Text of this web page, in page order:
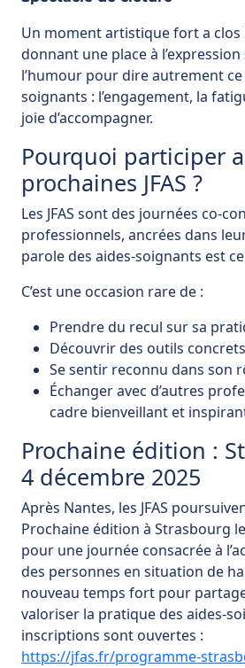
Un moment artistique fort a clos
donnant une place à
l’humour pour dire autrement
soignants : l’engagement, la
joie d’accompagner.
Pourquoi participer
prochaines JFAS ?
Les JFAS sont des journées co-
professionnels, ancrées dans
parole des aides-soignants est
C’est une occasion rare de :
Prendre du recul sur sa
Découvrir des outils
Se sentir reconnu dans son
Échanger avec d’autres
cadre bienveillant et
Prochaine édition :
4 décembre 2025
Après Nantes, les JFAS
Prochaine édition à Strasbourg
pour une journée consacrée à
des personnes en situation de
nouveau temps fort pour
valoriser la pratique des aides-
inscriptions sont ouvertes :
https://jfas.fr/programme-